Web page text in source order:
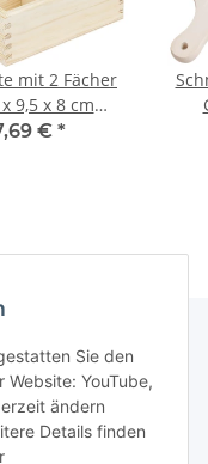
Sie den
YouTube,
ändern
Details finden
mit 2 Fächer
9,5 x 8 cm
Teekiste
€ *